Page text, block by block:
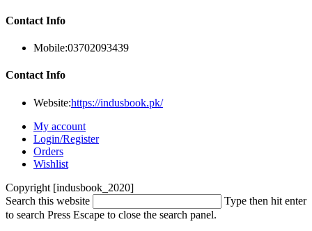
Contact Info
Mobile:03702093439
Contact Info
Website:https://indusbook.pk/
My account
Login/Register
Orders
Wishlist
Copyright [indusbook_2020]
Search this website
Type then hit enter
to search Press Escape to close the search panel.